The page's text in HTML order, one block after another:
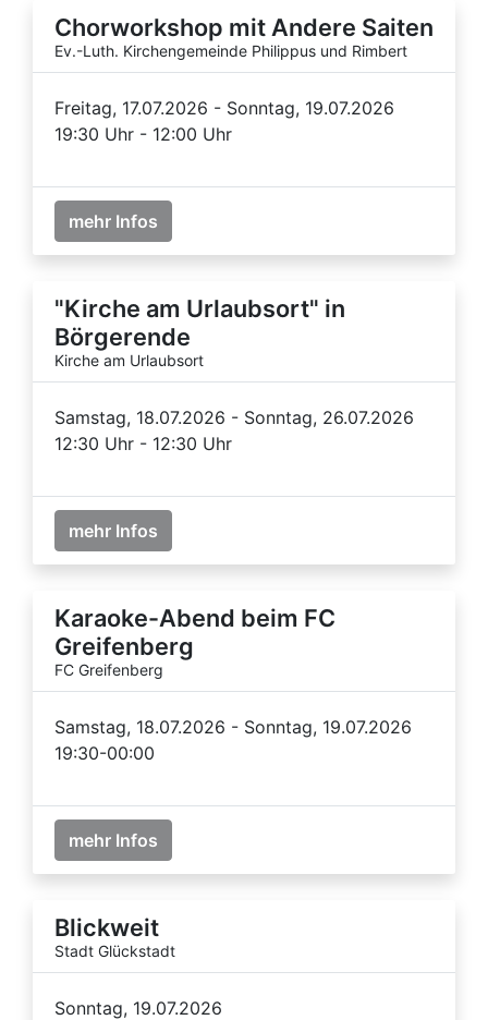
Chorworkshop mit Andere Saiten
Ev.-Luth. Kirchengemeinde Philippus und Rimbert
Freitag, 17.07.2026 - Sonntag, 19.07.2026
19:30 Uhr - 12:00 Uhr
mehr Infos
"Kirche am Urlaubsort" in
Börgerende
Kirche am Urlaubsort
Samstag, 18.07.2026 - Sonntag, 26.07.2026
12:30 Uhr - 12:30 Uhr
mehr Infos
Karaoke-Abend beim FC
Greifenberg
FC Greifenberg
Samstag, 18.07.2026 - Sonntag, 19.07.2026
19:30-00:00
mehr Infos
Blickweit
Stadt Glückstadt
Sonntag, 19.07.2026